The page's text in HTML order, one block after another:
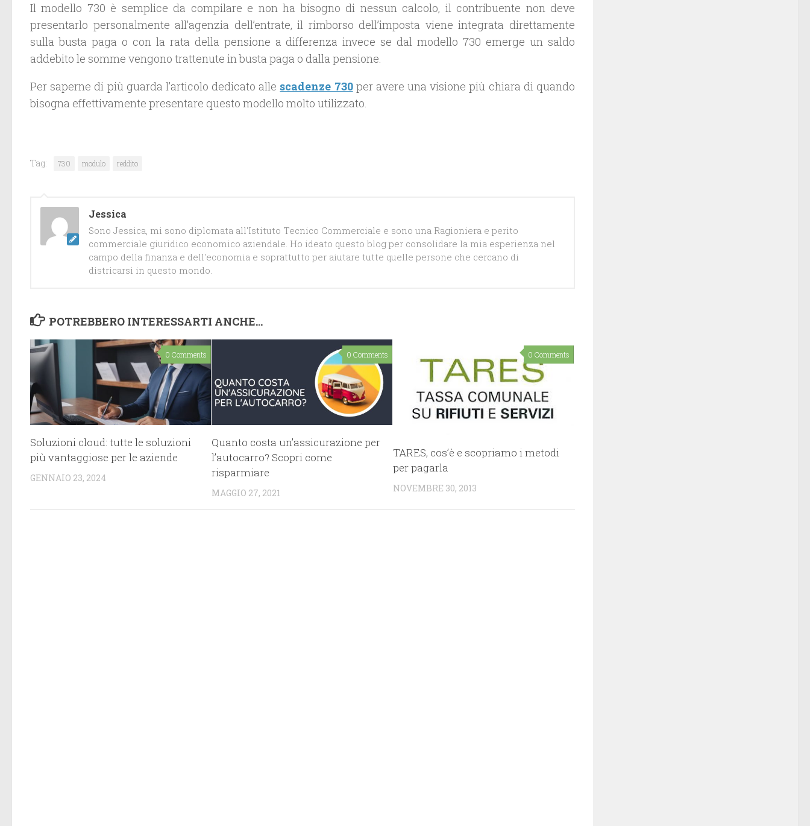
Il modello 730 è semplice da compilare e non ha bisogno di nessun calcolo, il contribuente non deve
presentarlo personalmente all’agenzia dell’entrate, il rimborso dell’imposta viene integrata direttamente
sulla busta paga o con la rata della pensione a differenza invece se dal modello 730 emerge un saldo
addebito le somme vengono trattenute in busta paga o dalla pensione.
Per saperne di più guarda l’articolo dedicato alle scadenze 730per avere una visione più chiara di quando
bisogna effettivamente presentare questo modello molto utilizzato.
Tag: 730 modulo reddito
Jessica
Sono Jessica, mi sono diplomata all'Istituto Tecnico Commerciale e sono una Ragioniera e perito
commerciale giuridico economico aziendale. Ho ideato questo blog per consolidare la mia esperienza nel
campo della finanza e dell'economia e soprattutto per aiutare tutte quelle persone che cercano di
districarsi in questo mondo.
POTREBBERO INTERESSARTI ANCHE...
0 Comments
Soluzioni cloud: tutte le soluzioni
più vantaggiose per le aziende
GENNAIO 23, 2024
0 Comments
Quanto costa un’assicurazione per
l’autocarro? Scopri come
risparmiare
MAGGIO 27, 2021
0 Comments
TARES, cos’è e scopriamo i metodi
per pagarla
NOVEMBRE 30, 2013